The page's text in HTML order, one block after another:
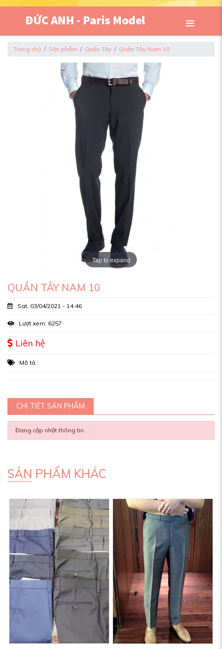
Trang chủ Sản phẩm Quần Tây Quần Tây Nam 10
Tap to expand
QUẦN TÂY NAM 10
Sat, 03/04/2021 - 14:46
Lượt xem: 6257
Liên hệ
Mô tả :
CHI TIẾT SẢN PHẨM
Đang cập nhật thông tin . . .
SẢN PHẨM KHÁC